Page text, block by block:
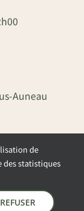
Auneau
AUNEAU –
COOKIES –
de
des statistiques